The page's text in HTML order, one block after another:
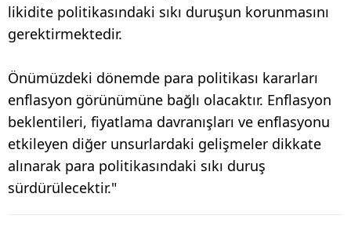
likidite politikasındaki sıkı duruşun korunmasını
gerektirmektedir.
Önümüzdeki dönemde para politikası kararları
enflasyon görünümüne bağlı olacaktır. Enflasyon
beklentileri, fiyatlama davranışları ve enflasyonu
etkileyen diğer unsurlardaki gelişmeler dikkate
alınarak para politikasındaki sıkı duruş
sürdürülecektir."